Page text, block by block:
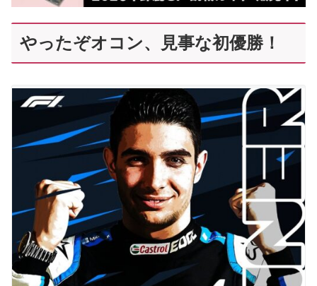
やったぞオコン、見事な初優勝！